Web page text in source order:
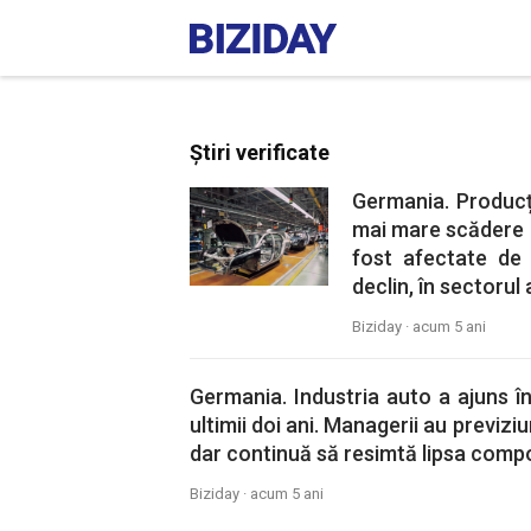
Știri verificate
Germania.
mai mare scădere
fost afectate de
declin, în sectorul
Biziday · acum 5 ani
Germania. Industria auto a ajuns
ultimii doi ani. Managerii au
dar continuă să resimtă lipsa
Biziday · acum 5 ani